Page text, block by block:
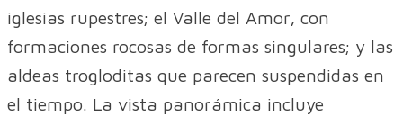
iglesias rupestres; el Valle del Amor, con
formaciones rocosas de formas singulares; y las
aldeas trogloditas que parecen suspendidas en
el tiempo. La vista panorámica incluye